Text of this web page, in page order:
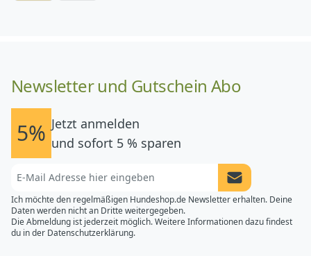
Newsletter und Gutschein Abo
5% Jetzt anmelden
und sofort 5 % sparen
Newsletter
Ich möchte den regelmäßigen Hundeshop.de Newsletter erhalten. Deine
Daten werden nicht an Dritte weitergegeben.
Die Abmeldung ist jederzeit möglich. Weitere Informationen dazu findest
du in der Datenschutzerklärung.